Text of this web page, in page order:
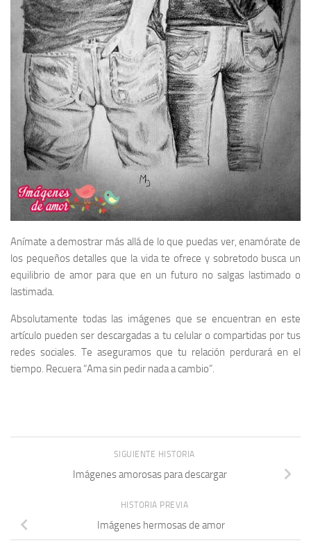
Anímate a demostrar más allá de lo que puedas ver, enamórate de
los pequeños detalles que la vida te ofrece y sobretodo busca un
equilibrio de amor para que en un futuro no salgas lastimado o
lastimada.
Absolutamente todas las imágenes que se encuentran en este
artículo pueden ser descargadas a tu celular o compartidas por tus
redes sociales. Te aseguramos que tu relación perdurará en el
tiempo. Recuera “Ama sin pedir nada a cambio”.
SIGUIENTE HISTORIA
Imágenes amorosas para descargar
HISTORIA PREVIA
Imágenes hermosas de amor